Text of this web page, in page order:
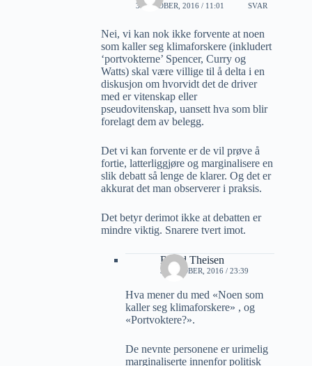
3 OKTOBER, 2016 / 11:01 SVAR
Nei, vi kan nok ikke forvente at noen
som kaller seg klimaforskere (inkludert
‘portvokterne’ Spencer, Curry og
Watts) skal være villige til å delta i en
diskusjon om hvorvidt det de driver
med er vitenskap eller
pseudovitenskap, uansett hva som blir
forelagt dem av belegg.
Det vi kan forvente er de vil prøve å
fortie, latterliggjøre og marginalisere en
slik debatt så lenge de klarer. Og det er
akkurat det man observerer i praksis.
Det betyr derimot ikke at debatten er
mindre viktig. Snarere tvert imot.
Roald Theisen
3 OKTOBER, 2016 / 23:39
Hva mener du med «Noen som
kaller seg klimaforskere» , og
«Portvoktere?».
De nevnte personene er urimelig
marginaliserte innenfor politisk